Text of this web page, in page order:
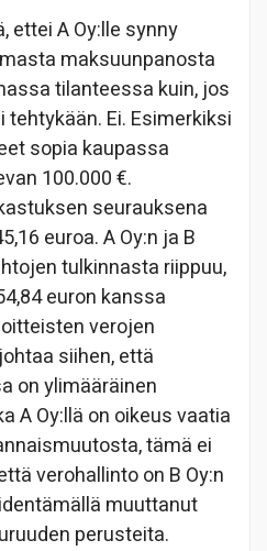
ettei A Oy:lle synny
maksuunpanosta
tilanteessa kuin, jos
Ei. Esimerkiksi
sopia kaupassa
100.000 €.
seurauksena
euroa. A Oy:n ja B
tulkinnasta riippuu,
euron kanssa
verojen
siihen, että
on ylimääräinen
A Oy:llä on oikeus vaatia
tämä ei
verohallinto on B Oy:n
muuttanut
perusteita.